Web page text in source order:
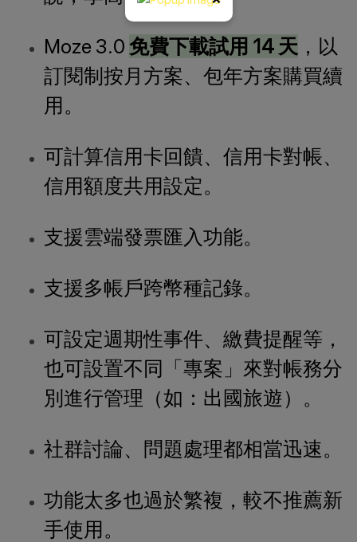
Moze 3.0 免費下載試用 14 天 ，以
訂閱制按月方案、包年方案購買續
用。
可計算信用卡回饋、信用卡對帳、
信用額度共用設定。
支援雲端發票匯入功能。
支援多帳戶跨幣種記錄。
可設定週期性事件、繳費提醒等，
也可設置不同「專案」來對帳務分
別進行管理（如：出國旅遊）。
社群討論、問題處理都相當迅速。
功能太多也過於繁複，較不推薦新
手使用。